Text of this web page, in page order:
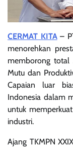
CERMAT KITA–
menorehkan
memborong total
Mutu dan
Capaian luar
Indonesia dalam
untuk
industri.
Ajang TKMPN